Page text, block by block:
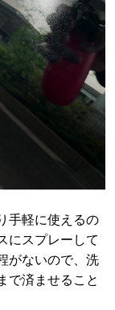
手軽に使えるの
にスプレーして
がないので、洗
で済ませること